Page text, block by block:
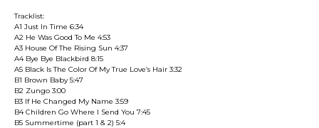
Tracklist:
A1 Just In Time 6:34
A2 He Was Good To Me 4:53
A3 House Of The Rising Sun 4:37
A4 Bye Bye Blackbird 8:15
A5 Black Is The Color Of My True Love’s Hair 3:32
B1 Brown Baby 5:47
B2 Zungo 3:00
B3 If He Changed My Name 3:59
B4 Children Go Where I Send You 7:45
B5 Summertime (part 1 & 2) 5:4